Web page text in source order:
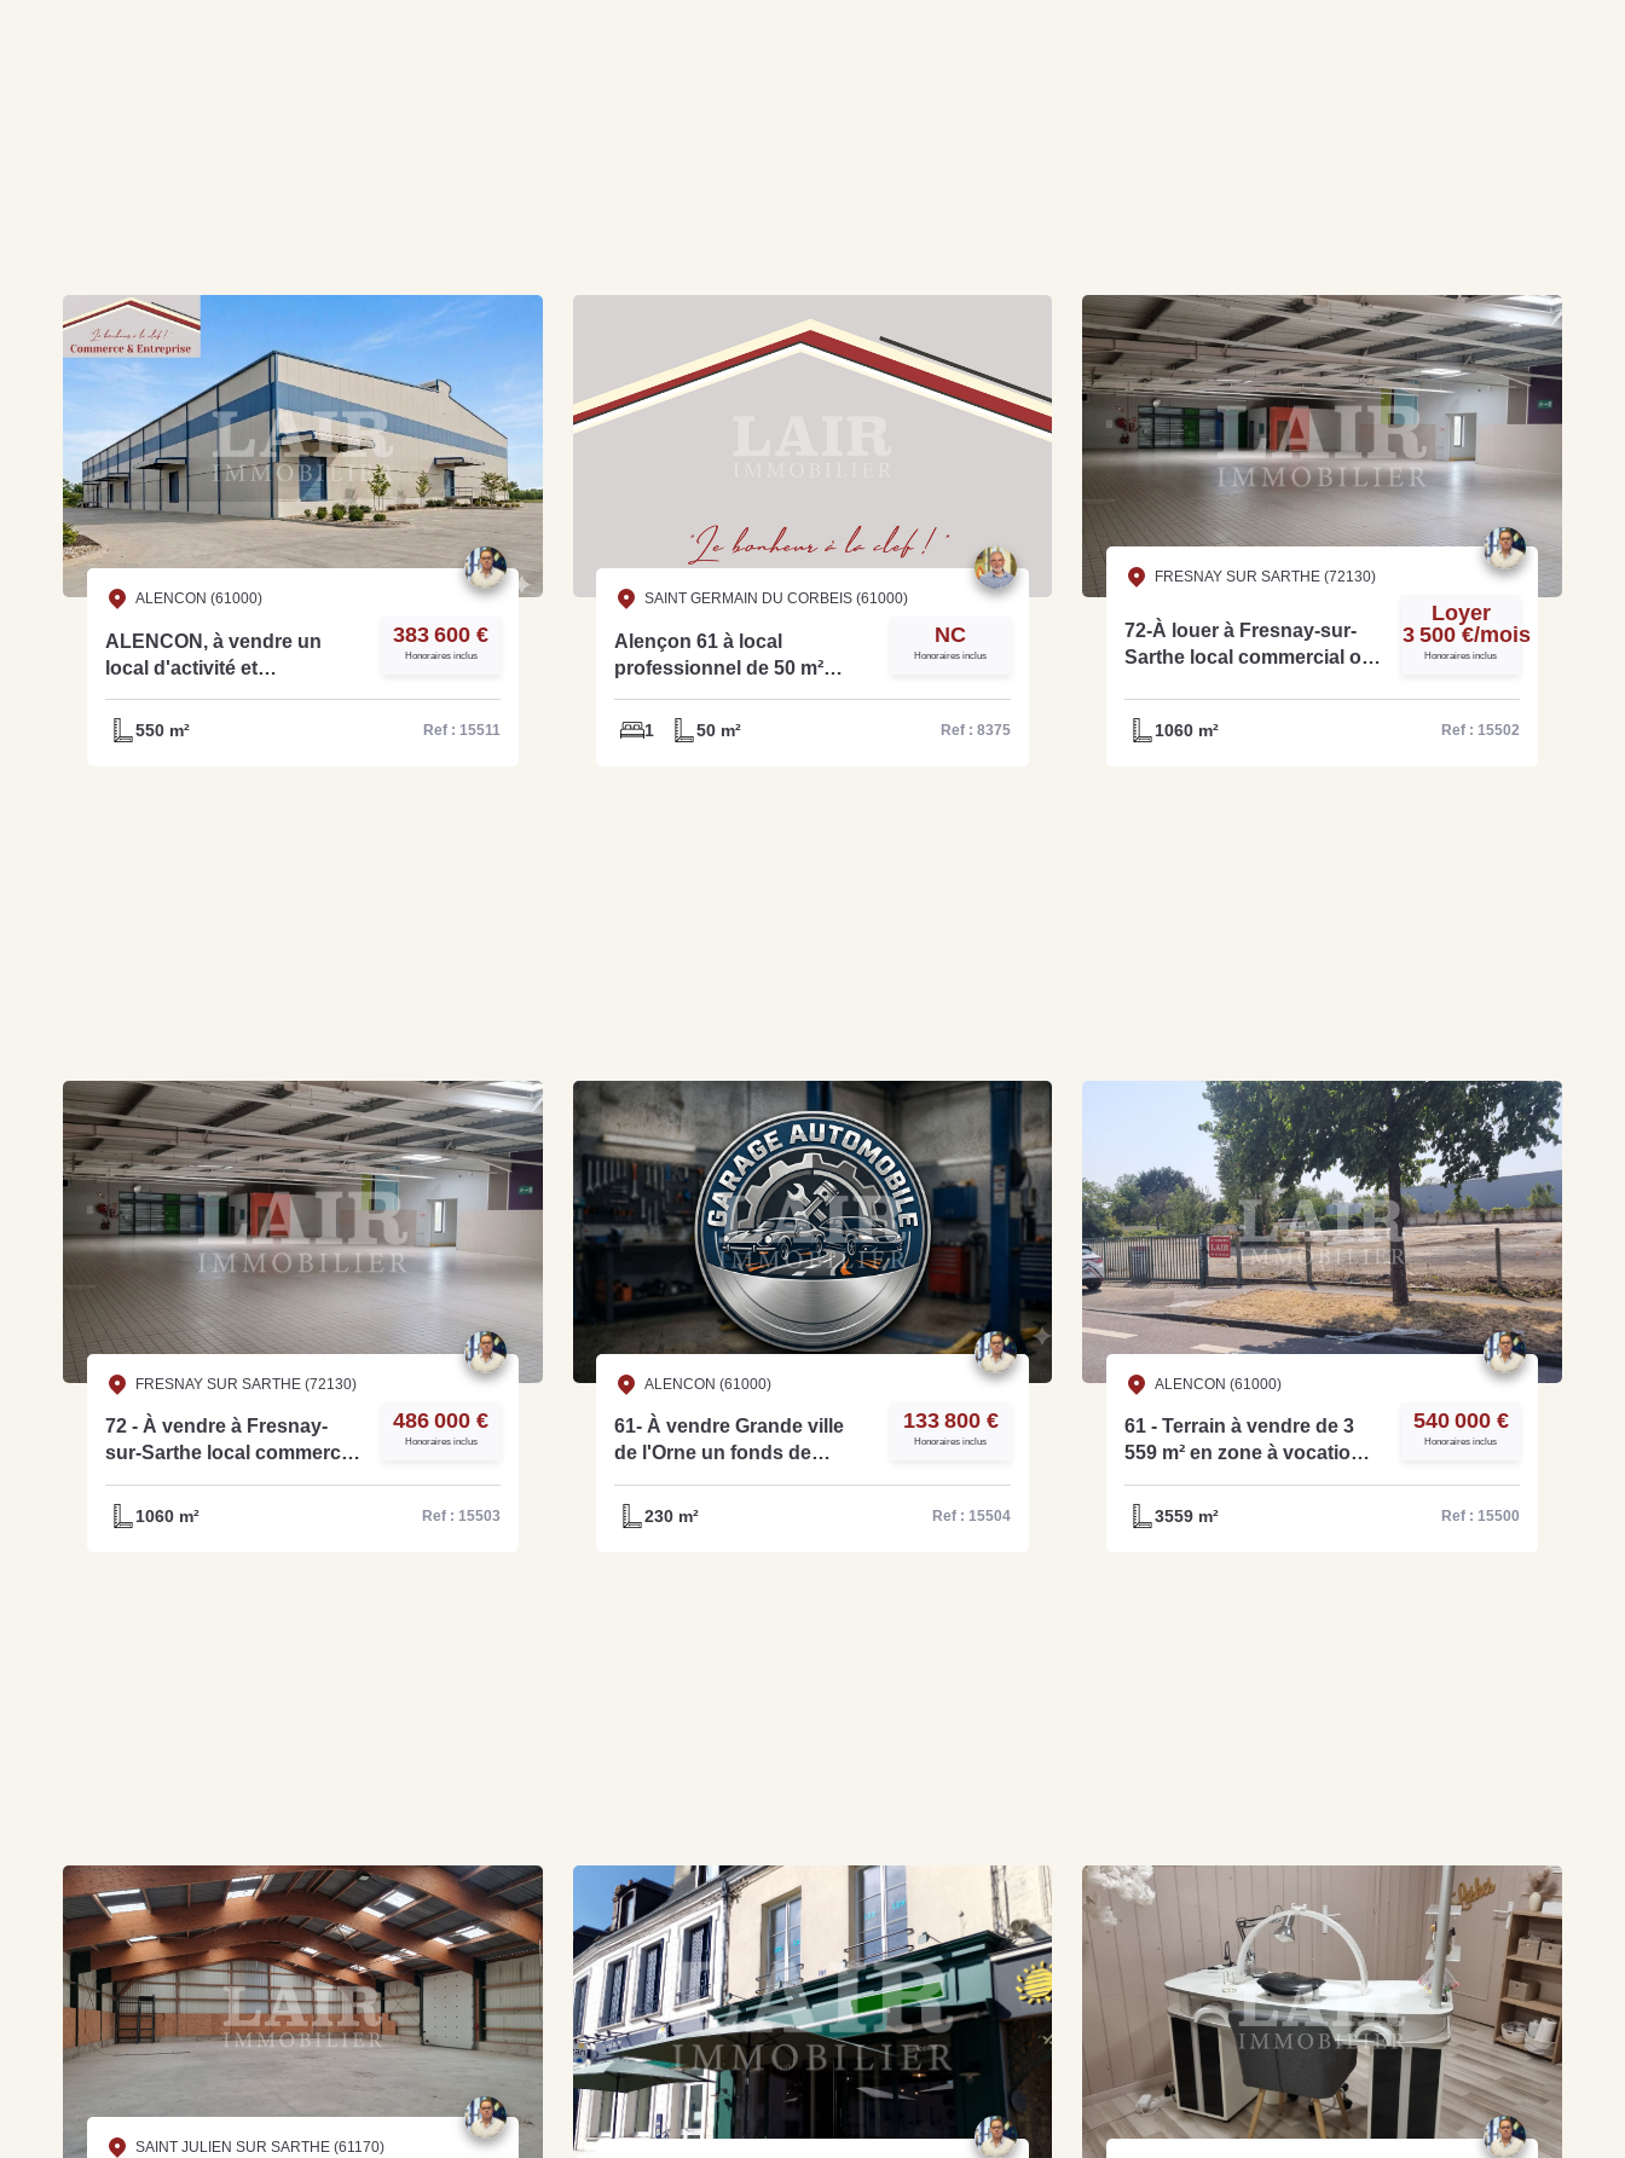
ALENCON (61000)
ALENCON, à vendre un
local d'activité et
commercial d'une surface
de 550 m²-réf 15511
383 600 €
Honoraires inclus
550 m² Ref : 15511
SAINT GERMAIN DU CORBEIS (61000)
Alençon 61 à local
professionnel de 50 m²
environ- réf 8375
NC
Honoraires inclus
1 50 m² Ref : 8375
FRESNAY SUR SARTHE (72130)
72-À louer à Fresnay-sur-
Sarthe local commercial ou
Loyer
3 500 €/mois
Honoraires inclus
1060 m² Ref : 15502
FRESNAY SUR SARTHE (72130)
72 - À vendre à Fresnay-
sur-Sarthe local commercial
Réf. 15503
486 000 €
Honoraires inclus
1060 m² Ref : 15503
ALENCON (61000)
61- À vendre Grande ville
de l'Orne un fonds de
automobile - Ref 15504
133 800 €
Honoraires inclus
230 m² Ref : 15504
ALENCON (61000)
61 - Terrain à vendre de 3
559 m² en zone à vocation
de détail - Réf. 15500
540 000 €
Honoraires inclus
3559 m² Ref : 15500
SAINT JULIEN SUR SARTHE (61170)